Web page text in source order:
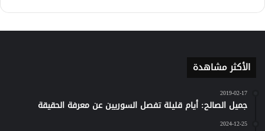
كلاود
الأكثر مشاهدة
2019-02-17
جميل الصالح: أيام قليلة تفصل السوريين عن معرفة الحقيقة
2024-12-25